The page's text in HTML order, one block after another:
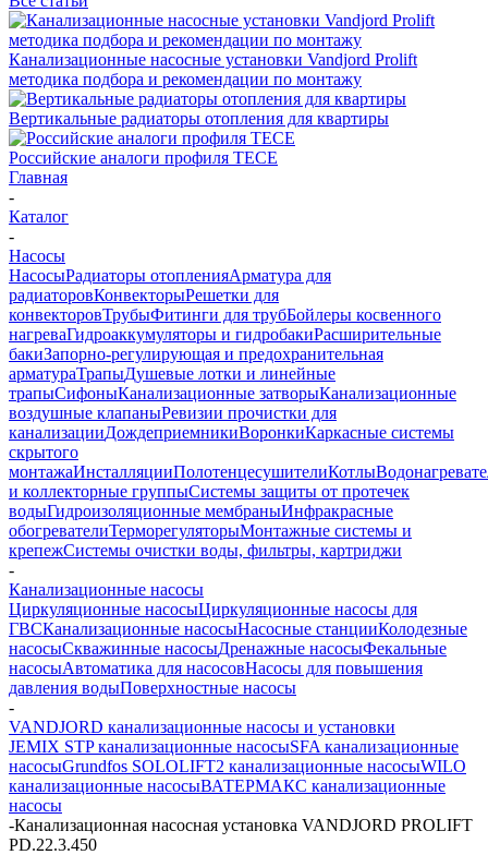
Канализационные насосные установки Vandjord Prolift
методика подбора и рекомендации по монтажу
Вертикальные радиаторы отопления для квартиры
Российские аналоги профиля TECE
Главная
-
Каталог
-
Насосы
НасосыРадиаторы отопленияАрматура для
радиаторовКонвекторыРешетки для
конвекторовТрубыФитинги для трубБойлеры косвенного
нагреваГидроаккумуляторы и гидробакиРасширительные
бакиЗапорно-регулирующая и предохранительная
арматураТрапыДушевые лотки и линейные
трапыСифоныКанализационные затворыКанализационные
воздушные клапаныРевизии прочистки для
канализацииДождеприемникиВоронкиКаркасные системы
скрытого
монтажаИнсталляцииПолотенцесушителиКотлы
и коллекторные группыСистемы защиты от протечек
водыГидроизоляционные мембраныИнфракрасные
обогревателиТерморегуляторыМонтажные системы и
крепежСистемы очистки воды, фильтры, картриджи
-
Канализационные насосы
Циркуляционные насосыЦиркуляционные насосы для
ГВСКанализационные насосыНасосные станцииКолодезные
насосыСкважинные насосыДренажные насосыФекальные
насосыАвтоматика для насосовНасосы для повышения
давления водыПоверхностные насосы
-
VANDJORD канализационные насосы и установки
JEMIX STP канализационные насосыSFA канализационные
насосыGrundfos SOLOLIFT2 канализационные насосыWILO
канализационные насосыВАТЕРМАКС канализационные
насосы
-Канализационная насосная установка VANDJORD PROLIFT
PD.22.3.450